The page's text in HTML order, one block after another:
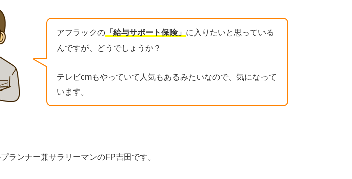
アフラックの「給与サポート保険」 に入りたいと思っている
んですが、どうでしょうか？
テレビcmもやっていて人気もあるみたいなので、気になって
います。
ランナー兼サラリーマンのFP吉田です。